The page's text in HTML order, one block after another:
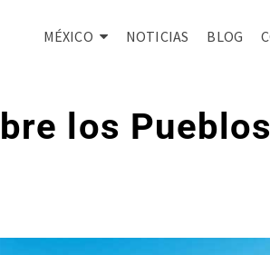
MÉXICO NOTICIAS BLOG
los